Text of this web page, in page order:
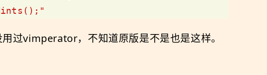
过vimperator，不知道原版是不是也是这样。